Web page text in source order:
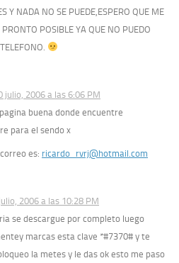
Y NADA NO SE PUEDE,ESPERO QUE ME
POSIBLE YA QUE NO PUEDO
julio, 2006 a las 6:06 PM
buena donde encuentre
para el sendo x
es: ricardo_rvrj@hotmail.com
2006 a las 10:28 PM
se descargue por completo luego
marcas esta clave *#7370# y te
la metes y le das ok esto me paso